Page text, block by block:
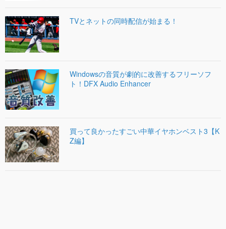
TVとネットの同時配信が始まる！
Windowsの音質が劇的に改善するフリーソフ
ト！DFX Audio Enhancer
買って良かったすごい中華イヤホンベスト3【K
Z編】